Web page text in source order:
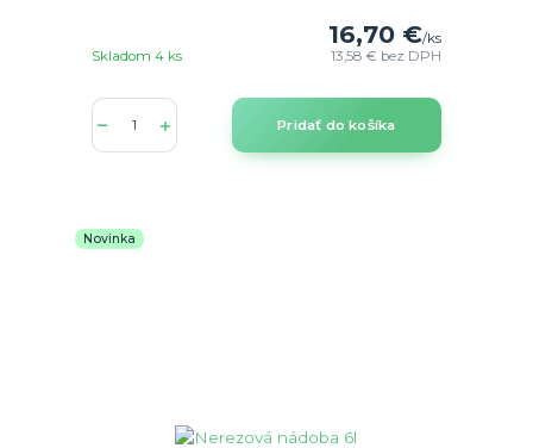
16,70 €/ks
13,58 € bez DPH
Skladom 4 ks
Pridať do košíka
Novinka